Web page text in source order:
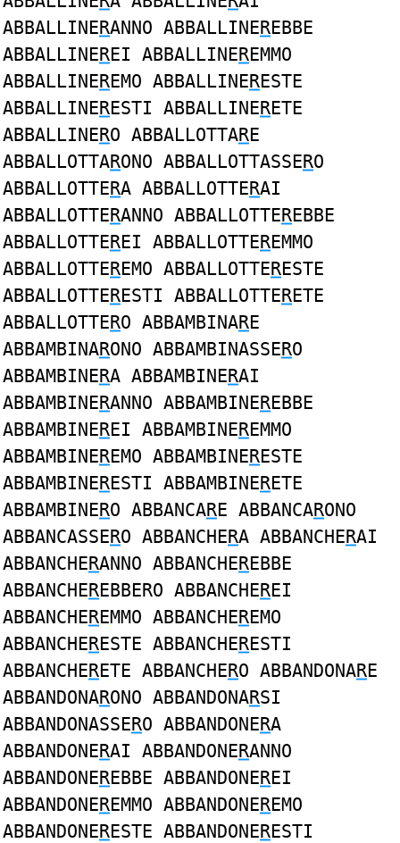
ABBALLINERANNO ABBALLINEREBBE
ABBALLINEREI ABBALLINEREMMO
ABBALLINEREMO ABBALLINERESTE
ABBALLINERESTI ABBALLINERETE
ABBALLINERO ABBALLOTTARE
ABBALLOTTARONO ABBALLOTTASSERO
ABBALLOTTERA ABBALLOTTERAI
ABBALLOTTERANNO ABBALLOTTEREBBE
ABBALLOTTEREI ABBALLOTTEREMMO
ABBALLOTTEREMO ABBALLOTTERESTE
ABBALLOTTERESTI ABBALLOTTERETE
ABBALLOTTERO ABBAMBINARE
ABBAMBINARONO ABBAMBINASSERO
ABBAMBINERA ABBAMBINERAI
ABBAMBINERANNO ABBAMBINEREBBE
ABBAMBINEREI ABBAMBINEREMMO
ABBAMBINEREMO ABBAMBINERESTE
ABBAMBINERESTI ABBAMBINERETE
ABBAMBINERO ABBANCARE ABBANCARONO
ABBANCASSERO ABBANCHERA ABBANCHERAI
ABBANCHERANNO ABBANCHEREBBE
ABBANCHEREBBERO ABBANCHEREI
ABBANCHEREMMO ABBANCHEREMO
ABBANCHERESTE ABBANCHERESTI
ABBANCHERETE ABBANCHERO ABBANDONARE
ABBANDONARONO ABBANDONARSI
ABBANDONASSERO ABBANDONERA
ABBANDONERAI ABBANDONERANNO
ABBANDONEREBBE ABBANDONEREI
ABBANDONEREMMO ABBANDONEREMO
ABBANDONERESTE ABBANDONERESTI